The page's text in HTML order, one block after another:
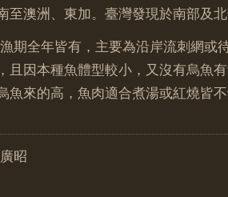
至澳洲、東加。臺灣發現於南部及
期全年皆有，主要為沿岸流刺網或
且因本種魚體型較小，又沒有烏魚
魚來的高，魚肉適合煮湯或紅燒皆
昭